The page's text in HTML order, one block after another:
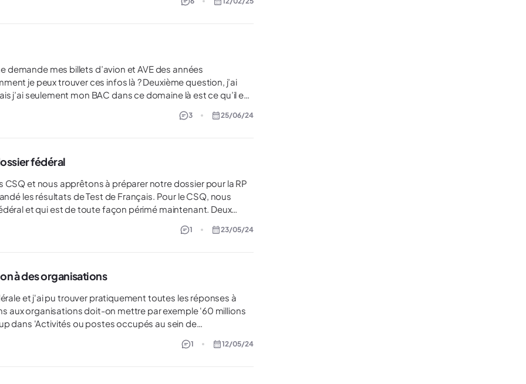
permanente maintenant mais il n'est pas impossible
est-ce que je fais pour le déclarer? Merci
demande mes billets d’avion et AVE des années
ces infos là ? Deuxième question, j’ai
j’ai seulement mon BAC dans ce domaine là est ce qu’il est
3 25/06/24
fédéral
et qui est de toute façon périmé maintenant. Deux
1 23/05/24
à des organisations
dans 'Activités ou postes occupés au sein de
? Pour info j'utilise la version en ligne pour la
1 12/05/24